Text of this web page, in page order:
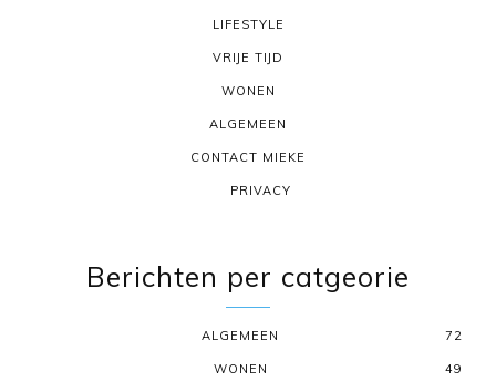
LIFESTYLE
VRIJE TIJD
WONEN
ALGEMEEN
CONTACT MIEKE
PRIVACY
Berichten per catgeorie
ALGEMEEN 72
WONEN 49